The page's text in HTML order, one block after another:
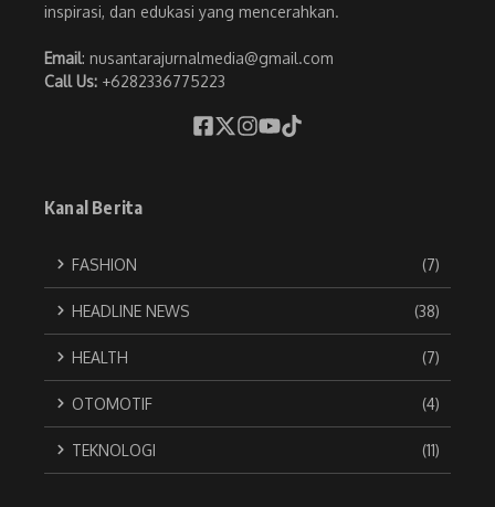
inspirasi, dan edukasi yang mencerahkan.
Email: nusantarajurnalmedia@gmail.com
Call Us: +6282336775223
Kanal Berita
FASHION (7)
HEADLINE NEWS (38)
HEALTH (7)
OTOMOTIF (4)
TEKNOLOGI (11)